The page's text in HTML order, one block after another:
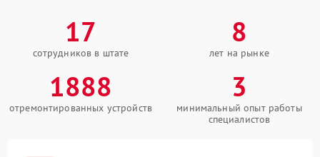
17
сотрудников в штате
8
лет на рынке
1888
отремонтированных устройств
3
минимальный опыт работы
специалистов